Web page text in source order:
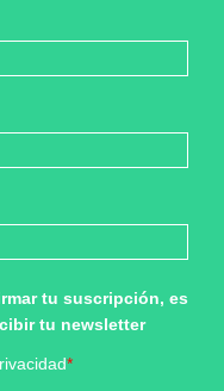
tu suscripción, es
tu newsletter
*